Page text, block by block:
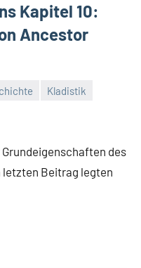
Kapitel 10:
Ancestor
Kladistik
des
Beitrag legten